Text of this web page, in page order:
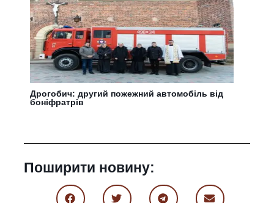
Дрогобич: другий пожежний автомобіль від
боніфратрів
Поширити новину: